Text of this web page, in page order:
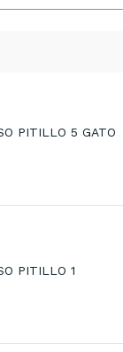
PITILLO 5 GATO
PITILLO 1